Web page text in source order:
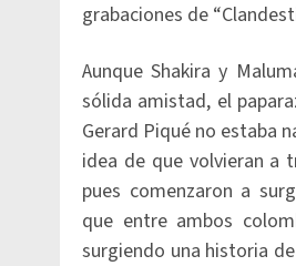
grabaciones de
Aunque Shakira y
sólida amistad, el
Gerard Piqué no estaba
idea de que volvieran a
pues comenzaron a
que entre ambos
surgiendo una historia